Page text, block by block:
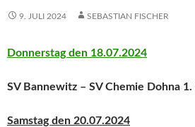
9. JULI 2024 SEBASTIAN FISCHER
Donnerstag den 18.07.2024
SV Bannewitz – SV Chemie Dohna 1.
Samstag den 20.07.2024